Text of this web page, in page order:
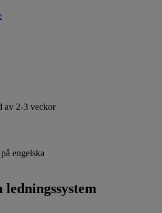
av 2-3 veckor
engelska